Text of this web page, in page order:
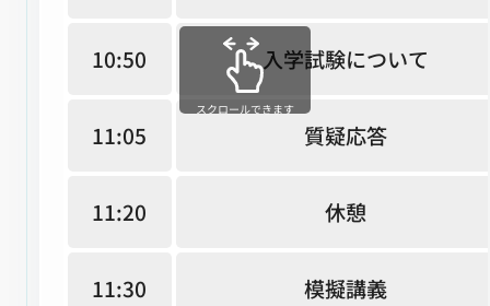
10:50 入学試験について
11:05 質疑応答
11:20 休憩
11:30 模擬講義
スクロールできます